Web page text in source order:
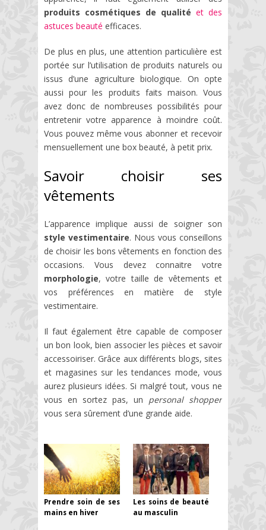
produits cosmétiques de qualité et des
astuces beauté efficaces.
De plus en plus, une attention particulière est
portée sur l’utilisation de produits naturels ou
issus d’une agriculture biologique. On opte
aussi pour les produits faits maison. Vous
avez donc de nombreuses possibilités pour
entretenir votre apparence à moindre coût.
Vous pouvez même vous abonner et recevoir
mensuellement une box beauté, à petit prix.
Savoir choisir ses
vêtements
L’apparence implique aussi de soigner son
style vestimentaire. Nous vous conseillons
de choisir les bons vêtements en fonction des
occasions. Vous devez connaitre votre
morphologie, votre taille de vêtements et
vos préférences en matière de style
vestimentaire.
Il faut également être capable de composer
un bon look, bien associer les pièces et savoir
accessoiriser. Grâce aux différents blogs, sites
et magasines sur les tendances mode, vous
aurez plusieurs idées. Si malgré tout, vous ne
vous en sortez pas, un personal shopper
vous sera sûrement d’une grande aide.
Prendre soin de ses
mains en hiver
Les soins de beauté
au masculin